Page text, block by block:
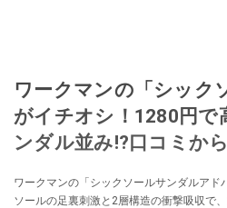
ワークマンの「シック
がイチオシ！1280円で
ンダル並み!?口コミか
ワークマンの「シックソールサンダルアド
ソールの足裏刺激と2層構造の衝撃吸収で